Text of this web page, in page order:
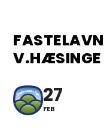
V.HÆSINGE
27
FEB